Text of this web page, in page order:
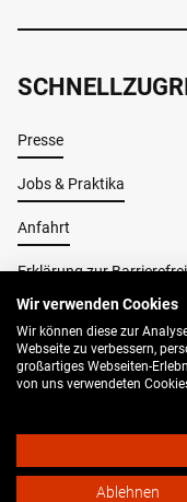
Presse
Jobs & Praktika
Anfahrt
Erklärung zur
© 2026 Buo Bielefeld
Impressum
AGB
Wir verwenden Cookies
Wir können diese zur
Webseite zu verbessern,
großartiges Webseiten-
von uns verwendeten
Ablehnen